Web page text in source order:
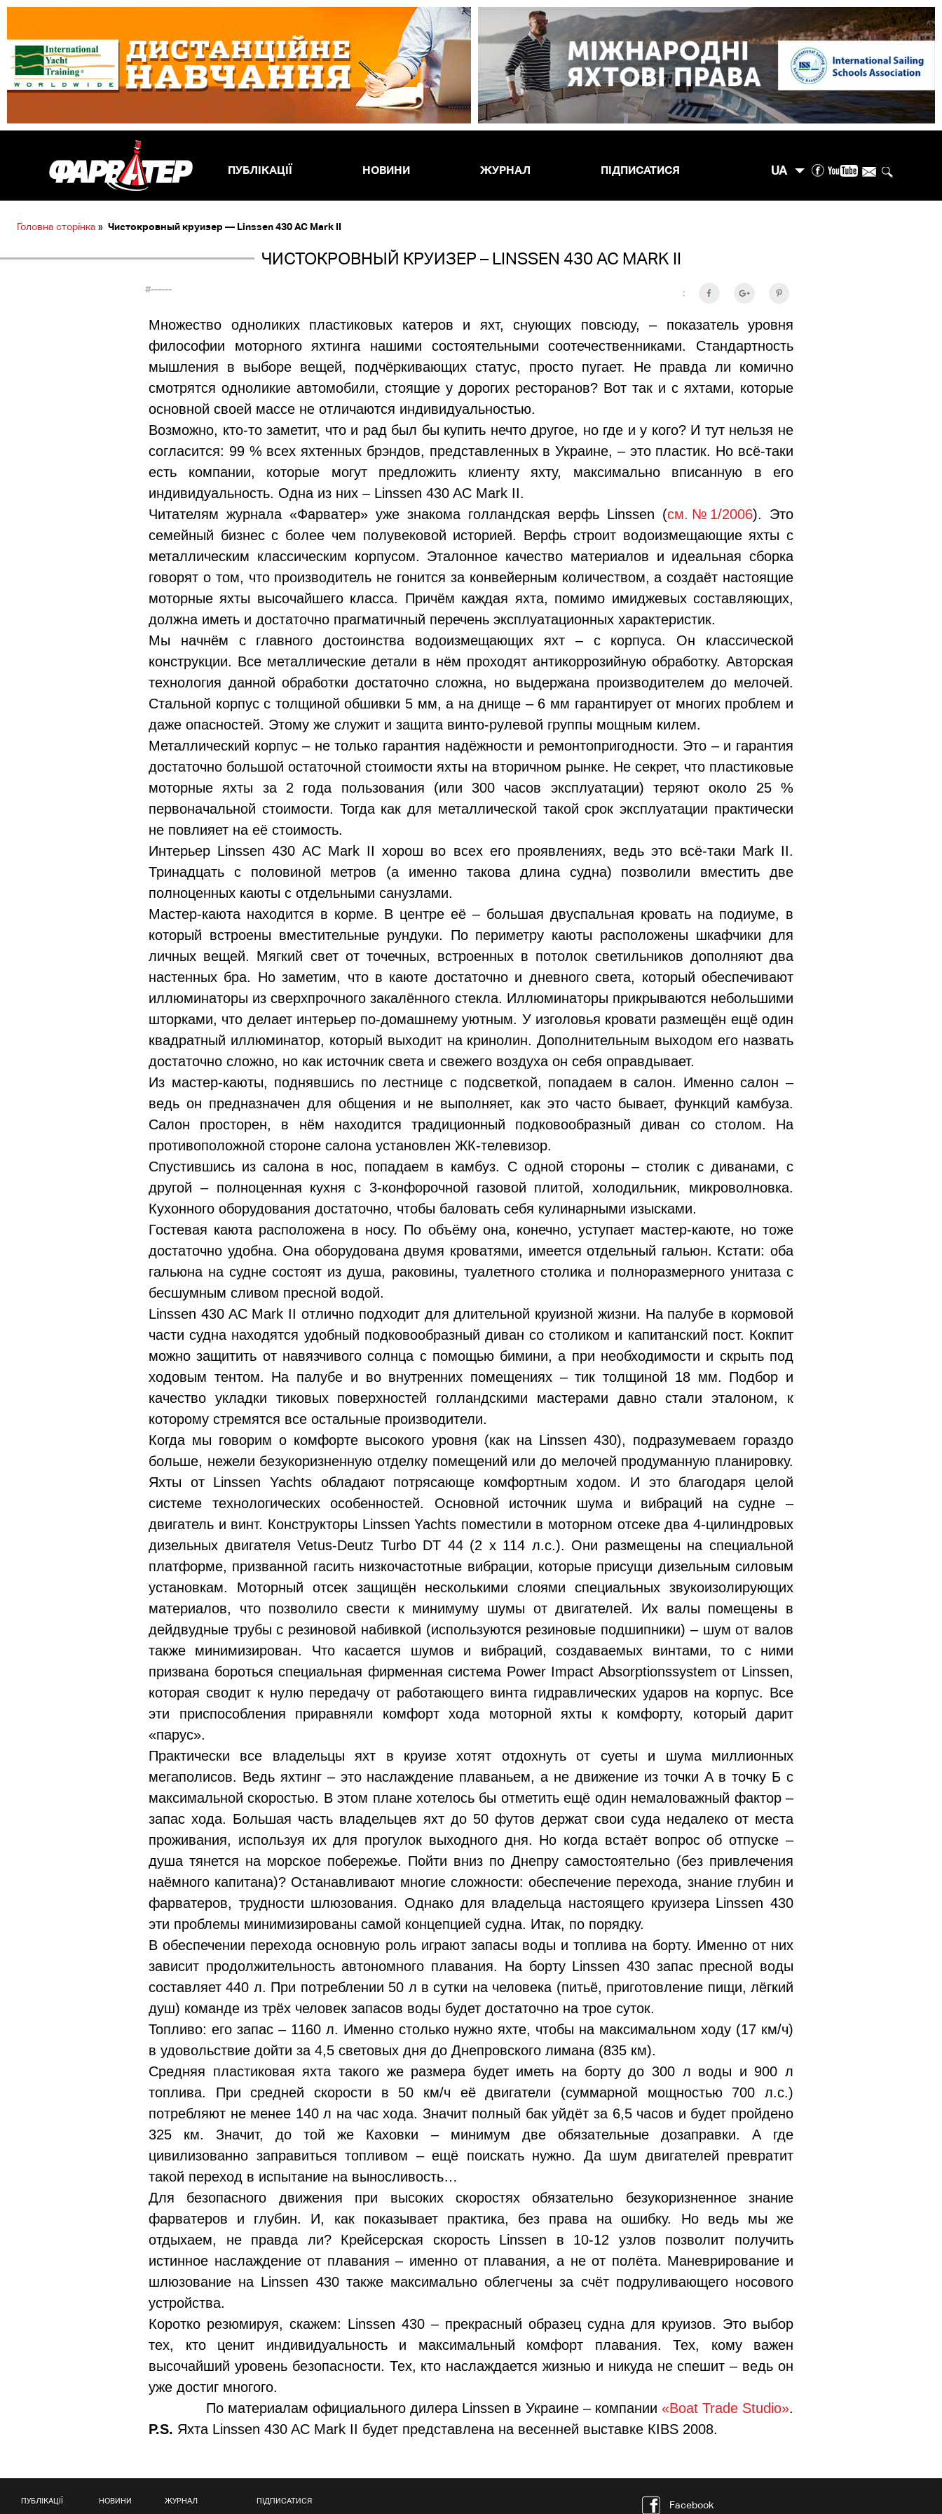
ПУБЛІКАЦІЇ НОВИНИ ЖУРНАЛ ПІДПИСАТИСЯ UA
Головна сторінка » Чистокровный круизер — Linssen 430 AC Mark II
ЧИСТОКРОВНЫЙ КРУИЗЕР – LINSSEN 430 AC MARK II
#------ :
Множество одноликих пластиковых катеров и яхт, снующих повсюду, – показатель уровня
философии моторного яхтинга нашими состоятельными соотечественниками. Стандартность
мышления в выборе вещей, подчёркивающих статус, просто пугает. Не правда ли комично
смотрятся одноликие автомобили, стоящие у дорогих ресторанов? Вот так и с яхтами, которые
основной своей массе не отличаются индивидуальностью.
Возможно, кто-то заметит, что и рад был бы купить нечто другое, но где и у кого? И тут нельзя не
согласится: 99 % всех яхтенных брэндов, представленных в Украине, – это пластик. Но всё-таки
есть компании, которые могут предложить клиенту яхту, максимально вписанную в его
индивидуальность. Одна из них – Linssen 430 AC Mark II.
Читателям журнала «Фарватер» уже знакома голландская верфь Linssen (см.№1/2006). Это
семейный бизнес с более чем полувековой историей. Верфь строит водоизмещающие яхты с
металлическим классическим корпусом. Эталонное качество материалов и идеальная сборка
говорят о том, что производитель не гонится за конвейерным количеством, а создаёт настоящие
моторные яхты высочайшего класса. Причём каждая яхта, помимо имиджевых составляющих,
должна иметь и достаточно прагматичный перечень эксплуатационных характеристик.
Мы начнём с главного достоинства водоизмещающих яхт – с корпуса. Он классической
конструкции. Все металлические детали в нём проходят антикоррозийную обработку. Авторская
технология данной обработки достаточно сложна, но выдержана производителем до мелочей.
Стальной корпус с толщиной обшивки 5 мм, а на днище – 6 мм гарантирует от многих проблем и
даже опасностей. Этому же служит и защита винто-рулевой группы мощным килем.
Металлический корпус – не только гарантия надёжности и ремонтопригодности. Это – и гарантия
достаточно большой остаточной стоимости яхты на вторичном рынке. Не секрет, что пластиковые
моторные яхты за 2 года пользования (или 300 часов эксплуатации) теряют около 25 %
первоначальной стоимости. Тогда как для металлической такой срок эксплуатации практически
не повлияет на её стоимость.
Интерьер Linssen 430 AC Mark II хорош во всех его проявлениях, ведь это всё-таки Mark II.
Тринадцать с половиной метров (а именно такова длина судна) позволили вместить две
полноценных каюты с отдельными санузлами.
Мастер-каюта находится в корме. В центре её – большая двуспальная кровать на подиуме, в
который встроены вместительные рундуки. По периметру каюты расположены шкафчики для
личных вещей. Мягкий свет от точечных, встроенных в потолок светильников дополняют два
настенных бра. Но заметим, что в каюте достаточно и дневного света, который обеспечивают
иллюминаторы из сверхпрочного закалённого стекла. Иллюминаторы прикрываются небольшими
шторками, что делает интерьер по-домашнему уютным. У изголовья кровати размещён ещё один
квадратный иллюминатор, который выходит на кринолин. Дополнительным выходом его назвать
достаточно сложно, но как источник света и свежего воздуха он себя оправдывает.
Из мастер-каюты, поднявшись по лестнице с подсветкой, попадаем в салон. Именно салон –
ведь он предназначен для общения и не выполняет, как это часто бывает, функций камбуза.
Салон просторен, в нём находится традиционный подковообразный диван со столом. На
противоположной стороне салона установлен ЖК-телевизор.
Спустившись из салона в нос, попадаем в камбуз. С одной стороны – столик с диванами, с
другой – полноценная кухня с 3-конфорочной газовой плитой, холодильник, микроволновка.
Кухонного оборудования достаточно, чтобы баловать себя кулинарными изысками.
Гостевая каюта расположена в носу. По объёму она, конечно, уступает мастер-каюте, но тоже
достаточно удобна. Она оборудована двумя кроватями, имеется отдельный гальюн. Кстати: оба
гальюна на судне состоят из душа, раковины, туалетного столика и полноразмерного унитаза с
бесшумным сливом пресной водой.
Linssen 430 AC Mark II отлично подходит для длительной круизной жизни. На палубе в кормовой
части судна находятся удобный подковообразный диван со столиком и капитанский пост. Кокпит
можно защитить от навязчивого солнца с помощью бимини, а при необходимости и скрыть под
ходовым тентом. На палубе и во внутренних помещениях – тик толщиной 18 мм. Подбор и
качество укладки тиковых поверхностей голландскими мастерами давно стали эталоном, к
которому стремятся все остальные производители.
Когда мы говорим о комфорте высокого уровня (как на Linssen 430), подразумеваем гораздо
больше, нежели безукоризненную отделку помещений или до мелочей продуманную планировку.
Яхты от Linssen Yaсhts обладают потрясающе комфортным ходом. И это благодаря целой
системе технологических особенностей. Основной источник шума и вибраций на судне –
двигатель и винт. Конструкторы Linssen Yaсhts поместили в моторном отсеке два 4-цилиндровых
дизельных двигателя Vetus-Deutz Turbo DT 44 (2 х 114 л.с.). Они размещены на специальной
платформе, призванной гасить низкочастотные вибрации, которые присущи дизельным силовым
установкам. Моторный отсек защищён несколькими слоями специальных звукоизолирующих
материалов, что позволило свести к минимуму шумы от двигателей. Их валы помещены в
дейдвудные трубы с резиновой набивкой (используются резиновые подшипники) – шум от валов
также минимизирован. Что касается шумов и вибраций, создаваемых винтами, то с ними
призвана бороться специальная фирменная система Power Impact Absorptionssystem от Linssen,
которая сводит к нулю передачу от работающего винта гидравлических ударов на корпус. Все
эти приспособления приравняли комфорт хода моторной яхты к комфорту, который дарит
«парус».
Практически все владельцы яхт в круизе хотят отдохнуть от суеты и шума миллионных
мегаполисов. Ведь яхтинг – это наслаждение плаваньем, а не движение из точки А в точку Б с
максимальной скоростью. В этом плане хотелось бы отметить ещё один немаловажный фактор –
запас хода. Большая часть владельцев яхт до 50 футов держат свои суда недалеко от места
проживания, используя их для прогулок выходного дня. Но когда встаёт вопрос об отпуске –
душа тянется на морское побережье. Пойти вниз по Днепру самостоятельно (без привлечения
наёмного капитана)? Останавливают многие сложности: обеспечение перехода, знание глубин и
фарватеров, трудности шлюзования. Однако для владельца настоящего круизера Linssen 430
эти проблемы минимизированы самой концепцией судна. Итак, по порядку.
В обеспечении перехода основную роль играют запасы воды и топлива на борту. Именно от них
зависит продолжительность автономного плавания. На борту Linssen 430 запас пресной воды
составляет 440 л. При потреблении 50 л в сутки на человека (питьё, приготовление пищи, лёгкий
душ) команде из трёх человек запасов воды будет достаточно на трое суток.
Топливо: его запас – 1160 л. Именно столько нужно яхте, чтобы на максимальном ходу (17 км/ч)
в удовольствие дойти за 4,5 световых дня до Днепровского лимана (835 км).
Средняя пластиковая яхта такого же размера будет иметь на борту до 300 л воды и 900 л
топлива. При средней скорости в 50 км/ч её двигатели (суммарной мощностью 700 л.с.)
потребляют не менее 140 л на час хода. Значит полный бак уйдёт за 6,5 часов и будет пройдено
325 км. Значит, до той же Каховки – минимум две обязательные дозаправки. А где
цивилизованно заправиться топливом – ещё поискать нужно. Да шум двигателей превратит
такой переход в испытание на выносливость…
Для безопасного движения при высоких скоростях обязательно безукоризненное знание
фарватеров и глубин. И, как показывает практика, без права на ошибку. Но ведь мы же
отдыхаем, не правда ли? Крейсерская скорость Linssen в 10-12 узлов позволит получить
истинное наслаждение от плавания – именно от плавания, а не от полёта. Маневрирование и
шлюзование на Linssen 430 также максимально облегчены за счёт подруливающего носового
устройства.
Коротко резюмируя, скажем: Linssen 430 – прекрасный образец судна для круизов. Это выбор
тех, кто ценит индивидуальность и максимальный комфорт плавания. Тех, кому важен
высочайший уровень безопасности. Тех, кто наслаждается жизнью и никуда не спешит – ведь он
уже достиг многого.
По материалам официального дилера Linssen в Украине – компании «Boat Trade Studio».
P.S. Яхта Linssen 430 AC Mark II будет представлена на весенней выставке КIBS 2008.
ПУБЛІКАЦІЇ НОВИНИ ЖУРНАЛ ПІДПИСАТИСЯ Facebook